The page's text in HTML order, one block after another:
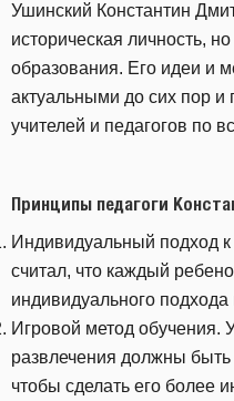
Ушинский Константин
историческая личность,
образования. Его идеи и
актуальными до сих пор
учителей и педагогов по
Принципы педагоги
Индивидуальный подход
считал, что каждый
индивидуального
Игровой метод обучения.
развлечения должны
чтобы сделать его более